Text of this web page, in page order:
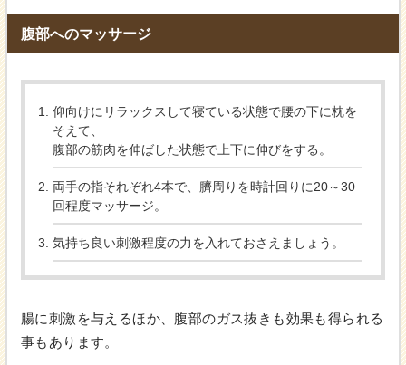
腹部へのマッサージ
仰向けにリラックスして寝ている状態で腰の下に枕を
そえて、
腹部の筋肉を伸ばした状態で上下に伸びをする。
両手の指それぞれ4本で、臍周りを時計回りに20～30
回程度マッサージ。
気持ち良い刺激程度の力を入れておさえましょう。
腸に刺激を与えるほか、腹部のガス抜きも効果も得られる
事もあります。